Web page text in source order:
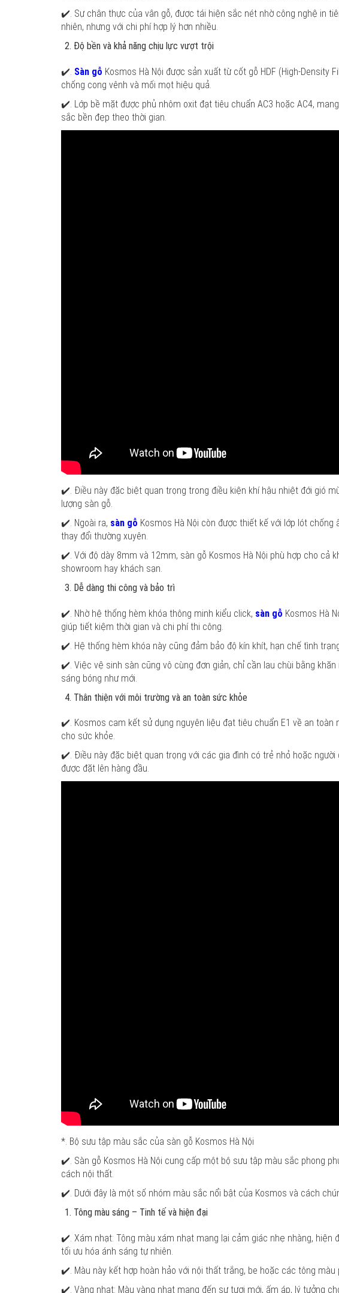
✔️. Sự chân thực của vân gỗ, được tái hiện sắc nét nhờ công nghệ in
nhiên, nhưng với chi phí hợp lý hơn nhiều.
Độ bền và khả năng chịu lực vượt trội
✔️. Sàn gỗ Kosmos Hà Nội được sản xuất từ cốt gỗ HDF (High-Density
chống cong vênh và mối mọt hiệu quả.
✔️. Lớp bề mặt được phủ nhôm oxit đạt tiêu chuẩn AC3 hoặc AC4,
sắc bền đẹp theo thời gian.
✔️. Điều này đặc biệt quan trọng trong điều kiện khí hậu nhiệt đới gió
lượng sàn gỗ.
✔️. Ngoài ra, sàn gỗ Kosmos Hà Nội còn được thiết kế với lớp lót
thay đổi thường xuyên.
✔️. Với độ dày 8mm và 12mm, sàn gỗ Kosmos Hà Nội phù hợp cho cả
showroom hay khách sạn.
Dễ dàng thi công và bảo trì
✔️. Nhờ hệ thống hèm khóa thông minh kiểu click, sàn gỗ Kosmos Hà
giúp tiết kiệm thời gian và chi phí thi công.
✔️. Hệ thống hèm khóa này cũng đảm bảo độ kín khít, hạn chế tình
✔️. Việc vệ sinh sàn cũng vô cùng đơn giản, chỉ cần lau chùi bằng
sáng bóng như mới.
Thân thiện với môi trường và an toàn sức khỏe
✔️. Kosmos cam kết sử dụng nguyên liệu đạt tiêu chuẩn E1 về an toàn
cho sức khỏe.
✔️. Điều này đặc biệt quan trọng với các gia đình có trẻ nhỏ hoặc
được đặt lên hàng đầu.
*. Bộ sưu tập màu sắc của sàn gỗ Kosmos Hà Nội
✔️. Sàn gỗ Kosmos Hà Nội cung cấp một bộ sưu tập màu sắc phong
cách nội thất.
✔️. Dưới đây là một số nhóm màu sắc nổi bật của Kosmos và cách
Tông màu sáng – Tinh tế và hiện đại
✔️. Xám nhạt: Tông màu xám nhạt mang lại cảm giác nhẹ nhàng, hiện
tối ưu hóa ánh sáng tự nhiên.
✔️. Màu này kết hợp hoàn hảo với nội thất trắng, be hoặc các tông
✔️. Vàng nhạt: Màu vàng nhạt mang đến sự tươi mới, ấm áp, lý tưởng